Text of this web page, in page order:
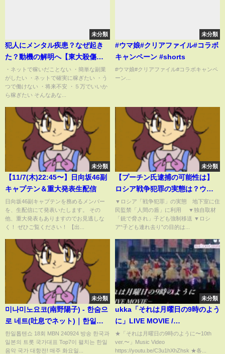
未分類
犯人にメンタル疾患？なぜ起き
た？動機の解明へ【東大殺傷事
件】
・ネットで稼いだことない ・簡単な副業
がしたい ・ネットで確実に稼ぎたい ・う
つで働けない ・将来不安 ・５万でいいか
ら稼ぎたい そんなあな...
未分類
#ウマ娘#クリアファイル#コラボ
キャンペーン #shorts
#ウマ娘#クリアファイル#コラボキャンペ
ーン...
未分類
【11/7(木)22:45〜】日向坂46副
キャプテン＆重大発表生配信
日向坂46副キャプテンを務めるメンバー
を、生配信にて発表いたします。 その
他、重大発表もありますのでお見逃しな
く！ ぜひご覧ください！ 【出...
未分類
【プーチン氏逮捕の可能性は】
ロシア戦争犯罪の実態は？ウク
ライナの子ども連れ去り“黒幕女
性”の素顔…日本のウクライナ避
難民“心の傷”【深層ＮＥＷＳ】
▼ロシア「戦争犯罪」の実態 地下室に住
民監禁「人間の盾」に利用 ▼独自取材
「銃で脅され」子ども強制移送 ▼ロシ
ア“子ども連れ去り”の目的は...
未分類
미나미노요코(南野陽子) - 한숨으
로 네트(吐息でネット)｜한일톱
텐쇼 18회
한일톱텐쇼 18회 MBN 240924 방송 한국과
일본의 트롯 국가대표 Top7이 펼치는 한일
음악 국가 대항전! 매주 화요일...
未分類
ukka「それは月曜日の9時のよう
に」LIVE MOVIE /
2025.1.12「ukka music and
sound awards」＠豊洲PIT
★「それは月曜日の9時のように〜10th
ver.〜」Music Video
https://youtu.be/C3u1hXhZhsk ★各...